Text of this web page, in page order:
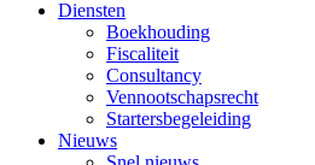
Diensten
Boekhouding
Fiscaliteit
Consultancy
Vennootschapsrecht
Startersbegeleiding
Nieuws